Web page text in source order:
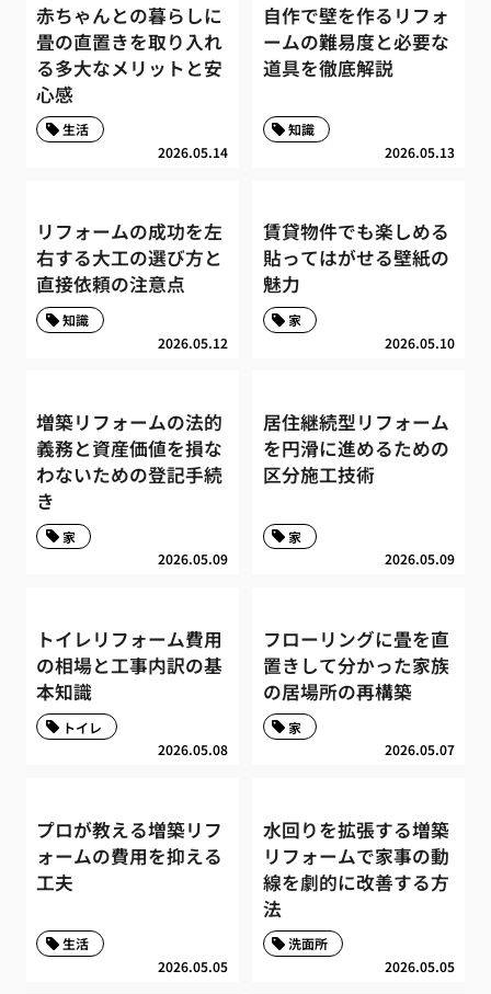
赤ちゃんとの暮らしに
畳の直置きを取り入れ
る多大なメリットと安
心感
2026.05.14
生活
自作で壁を作るリフォ
ームの難易度と必要な
道具を徹底解説
2026.05.13
知識
リフォームの成功を左
右する大工の選び方と
直接依頼の注意点
2026.05.12
知識
賃貸物件でも楽しめる
貼ってはがせる壁紙の
魅力
2026.05.10
家
増築リフォームの法的
義務と資産価値を損な
わないための登記手続
き
2026.05.09
家
居住継続型リフォーム
を円滑に進めるための
区分施工技術
2026.05.09
家
トイレリフォーム費用
の相場と工事内訳の基
本知識
2026.05.08
トイレ
フローリングに畳を直
置きして分かった家族
の居場所の再構築
2026.05.07
家
プロが教える増築リフ
ォームの費用を抑える
工夫
2026.05.05
生活
水回りを拡張する増築
リフォームで家事の動
線を劇的に改善する方
法
2026.05.05
洗面所